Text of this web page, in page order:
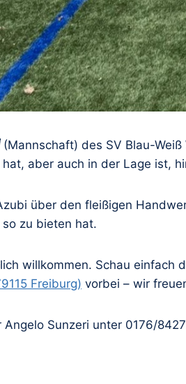
(Mannschaft) des SV Blau-
aber auch in der Lage ist,
über den fleißigen
zu bieten hat.
willkommen. Schau einfach
Freiburg) vorbei – wir
Angelo Sunzeri unter 0176/